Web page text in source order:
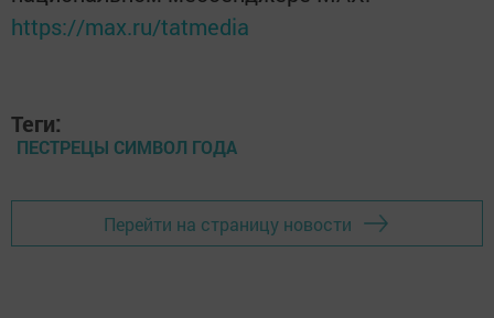
https://max.ru/tatmedia
Теги:
ПЕСТРЕЦЫ СИМВОЛ ГОДА
Перейти на страницу новости